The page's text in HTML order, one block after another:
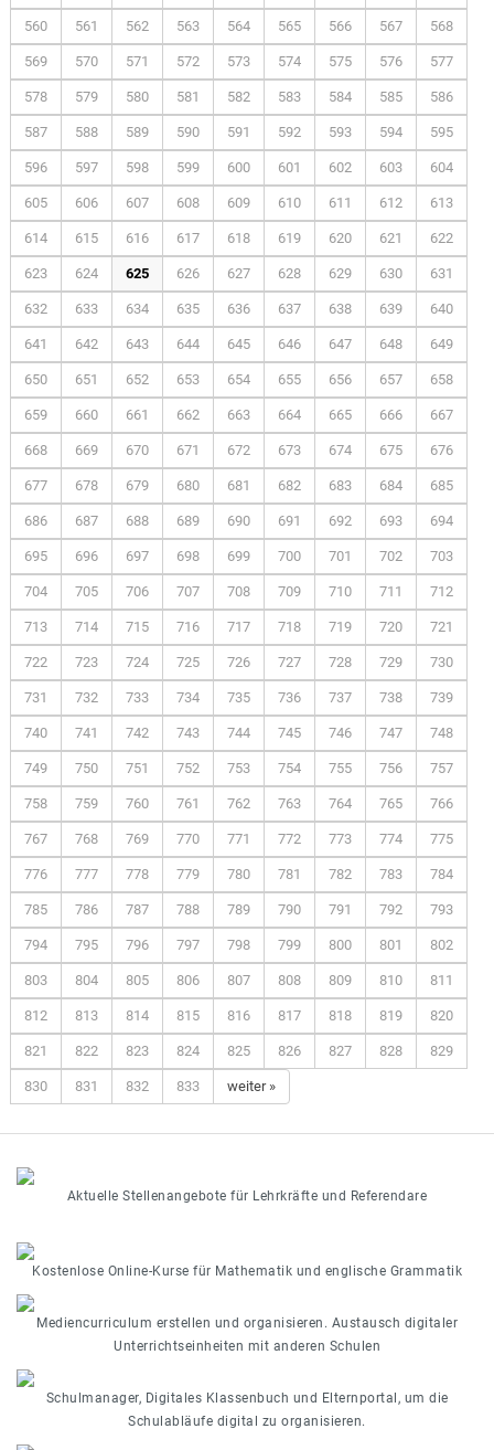
560 561 562 563 564 565 566 567 568
569 570 571 572 573 574 575 576 577
578 579 580 581 582 583 584 585 586
587 588 589 590 591 592 593 594 595
596 597 598 599 600 601 602 603 604
605 606 607 608 609 610 611 612 613
614 615 616 617 618 619 620 621 622
623 624 625 626 627 628 629 630 631
632 633 634 635 636 637 638 639 640
641 642 643 644 645 646 647 648 649
650 651 652 653 654 655 656 657 658
659 660 661 662 663 664 665 666 667
668 669 670 671 672 673 674 675 676
677 678 679 680 681 682 683 684 685
686 687 688 689 690 691 692 693 694
695 696 697 698 699 700 701 702 703
704 705 706 707 708 709 710 711 712
713 714 715 716 717 718 719 720 721
722 723 724 725 726 727 728 729 730
731 732 733 734 735 736 737 738 739
740 741 742 743 744 745 746 747 748
749 750 751 752 753 754 755 756 757
758 759 760 761 762 763 764 765 766
767 768 769 770 771 772 773 774 775
776 777 778 779 780 781 782 783 784
785 786 787 788 789 790 791 792 793
794 795 796 797 798 799 800 801 802
803 804 805 806 807 808 809 810 811
812 813 814 815 816 817 818 819 820
821 822 823 824 825 826 827 828 829
830 831 832 833 weiter »
Aktuelle Stellenangebote für Lehrkräfte und Referendare
Kostenlose Online-Kurse für Mathematik und englische Grammatik
Mediencurriculum erstellen und organisieren. Austausch digitaler
Unterrichtseinheiten mit anderen Schulen
Schulmanager, Digitales Klassenbuch und Elternportal, um die
Schulabläufe digital zu organisieren.